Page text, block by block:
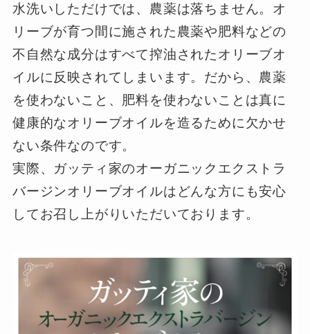
水洗いしただけでは、農薬は落ちません。オ
リーブが育つ間に施された農薬や肥料などの
不自然な成分はすべて搾油されたオリーブオ
イルに反映されてしまいます。だから、農薬
を使わないこと、肥料を使わないことは真に
健康的なオリーブオイルを造るために欠かせ
ない条件なのです。
実際、ガッティ家のオーガニックエクストラ
バージンオリーブオイルはどんな方にも安心
してお召し上がりいただいております。